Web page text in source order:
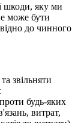
шкоди, яку ми
може бути
до чинного
звільняти
будь-яких
витрат,